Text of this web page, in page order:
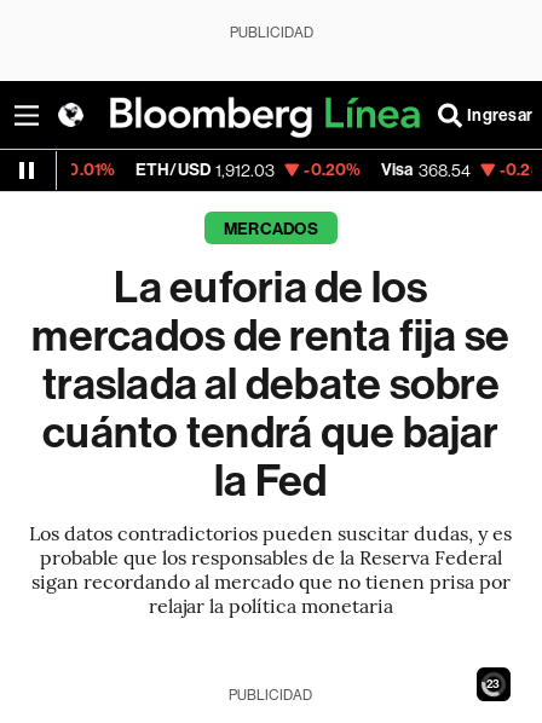
PUBLICIDAD
Ingresar
ETH/USD 1,912.03 -0.20% Visa 368.54 -0.28%
MERCADOS
La euforia de los
mercados de renta fija se
traslada al debate sobre
cuánto tendrá que bajar
la Fed
Los datos contradictorios pueden suscitar dudas, y es
probable que los responsables de la Reserva Federal
sigan recordando al mercado que no tienen prisa por
relajar la política monetaria
21
PUBLICIDAD